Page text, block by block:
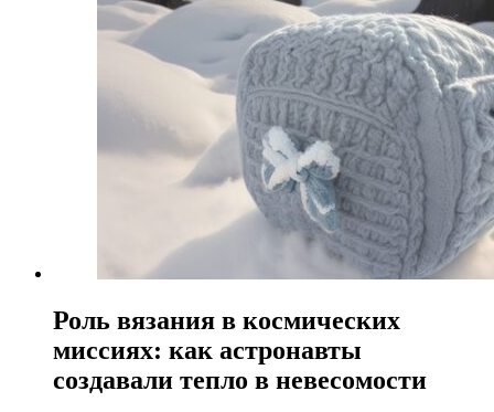
Роль вязания в космических
миссиях: как астронавты
создавали тепло в невесомости